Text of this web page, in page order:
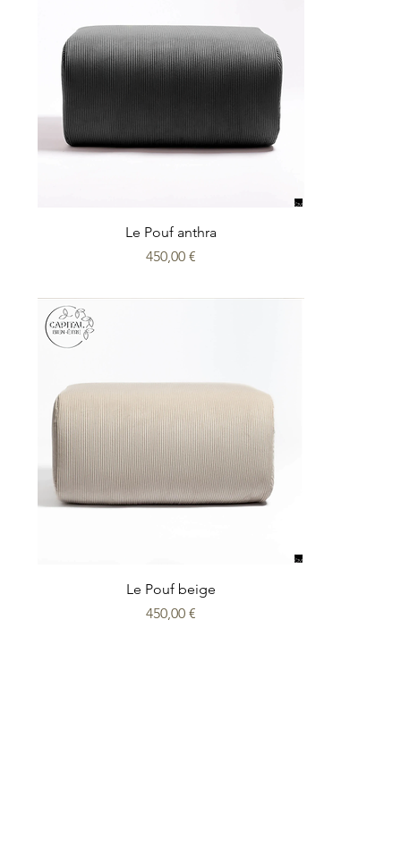
Le Pouf anthra
Prix
450,00 €
Le Pouf beige
Prix
450,00 €